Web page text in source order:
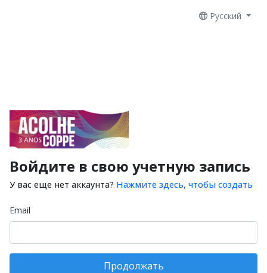
Русский
Войдите в свою учетную запись
У вас еще нет аккаунта? Нажмите здесь, чтобы создать
Email
Продолжать